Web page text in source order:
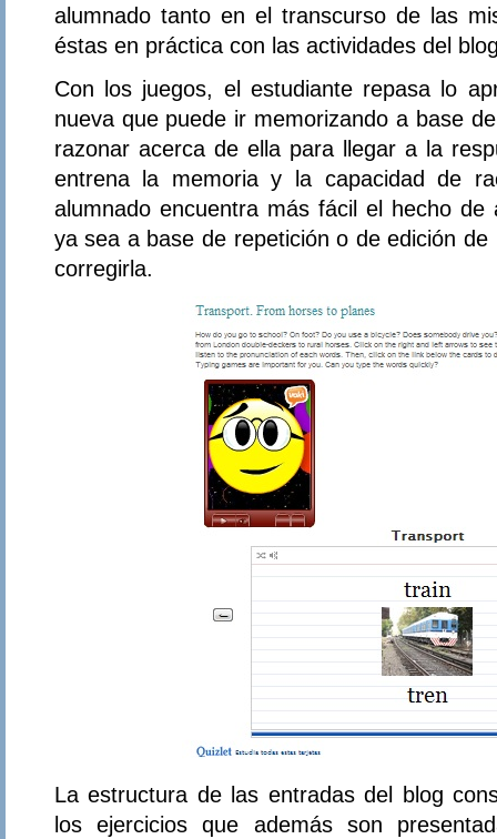
alumnado tanto en el transcurso de las
éstas en práctica con las actividades del
Con los juegos, el estudiante repasa lo
nueva que puede ir memorizando a base
razonar acerca de ella para llegar a la
entrena la memoria y la capacidad de
alumnado encuentra más fácil el hecho
ya sea a base de repetición o de edición
corregirla.
La estructura de las entradas del blog
los ejercicios que además son